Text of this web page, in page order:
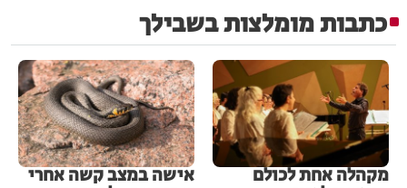
כתבות מומלצות בשבילך
מקהלה אחת לכולם אישה במצב קשה אחרי